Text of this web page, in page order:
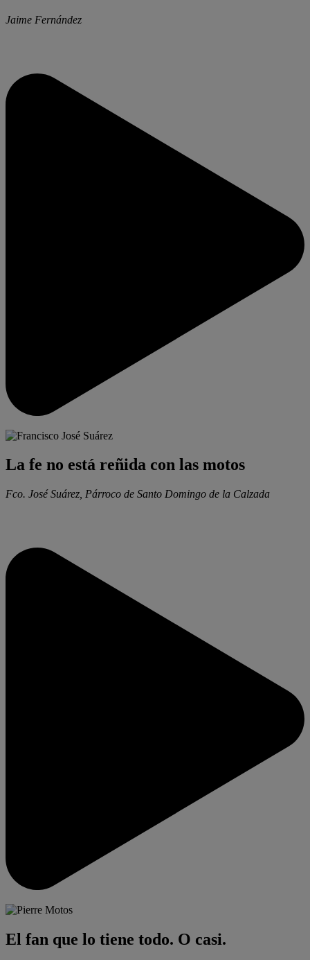
Jaime Fernández
La fe no está reñida con las motos
Fco. José Suárez, Párroco de Santo Domingo de la Calzada
El fan que lo tiene todo. O casi.